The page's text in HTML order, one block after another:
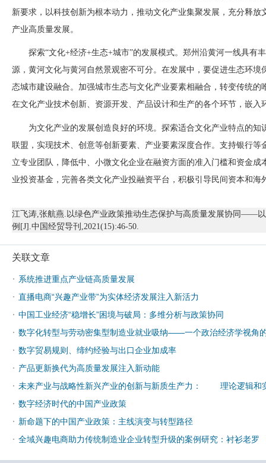
新要求，以科技创新为根本动力，推动文化产业集聚发展，充分释
产业高质量发展。
探索“文化+经济+生态+城市”的发展模式。郑州沿黄河一线具有
源，黄河文化与黄河自然景观密不可分。在发展中，要促进生态环
态城市建设融合。加强城市生态与文化产业要素相融合，转变传统
在文化产业技术创新、资源开发、产品设计和生产的各个环节，嵌
为文化产业的发展创造良好的环境。探索适合文化产业特点的
联盟，实现技术、创意等创新要素、产业要素深度合作。支持银行
立专业团队，降低中、小微文化企业在融资方面的准入门槛和资金
业投资基金，完善各类文化产业投融资平台，积极引导民间资本和海
江飞涛,张航燕.以绿色产业政策推动生态保护与高质量发展协同——
例[J].中国经贸导刊,2021(15):46-50.
关联文章
· 系统推进重点产业链高质量发展
· 直播电商“兴趣产业带”为实体经济发展注入新活力
· 中国工业经济“稳增长”困境与破局：多维分析与政策协同
· 数字化转型与劳动密集型制造业就业吸纳——一个政治经济学视角
· 数字贸易规则、缔约经验与出口企业加成率
· 产品更新换代为高质量发展注入新动能
· 未来产业与战略性新兴产业的创新与新质生产力： 理论逻辑和
· 数字经济时代的中国产业政策
· 新命题下的中国产业政策：主线演变与转型路径
· 全域兴趣电商助力传统制造业企业转型升级的案例研究：衬衫老罗